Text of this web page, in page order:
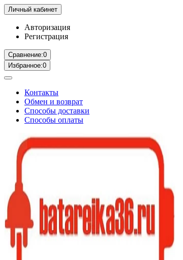
Личный кабинет
Авторизация
Регистрация
Сравнение:0
Избранное:0
Контакты
Обмен и возврат
Способы доставки
Способы оплаты